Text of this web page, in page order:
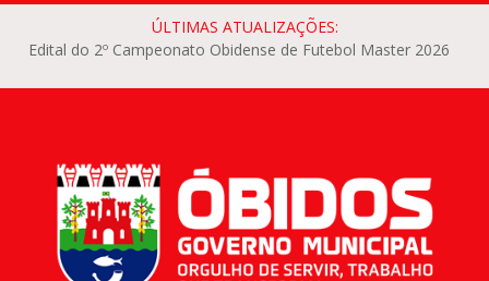
ÚLTIMAS ATUALIZAÇÕES:
Edital do 2º Campeonato Obidense de Futebol Master 2026